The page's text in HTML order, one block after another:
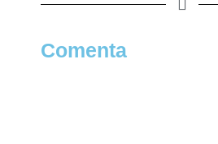
Comenta